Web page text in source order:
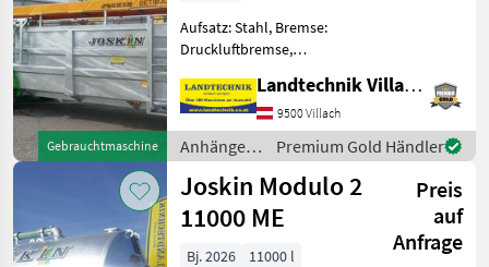
Gebrauchtmaschine
Aufsatz: Stahl, Bremse:
Druckluftbremse,
Stützfuß, Plane Joskin
Viehanhänger RDS 9000,
hydraulisch absenkbar, mit
Tandemachse,
vollverzinkte A
Landtechnik Villach GmbH
9500 Villach
Anhänger /
Joskin
Premium Gold Händler
Joskin Modulo 2
11000 ME
Preis
auf
Anfrage
Bj. 2026
11000 l